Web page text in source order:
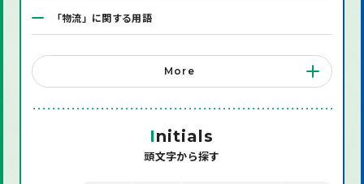
「物流」に関する用語
「システム」に関する用語
「店舗備品」に関する用語
「環境」に関する用語
More
Initials
頭文字から探す